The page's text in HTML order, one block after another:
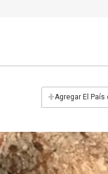
+Agregar El País